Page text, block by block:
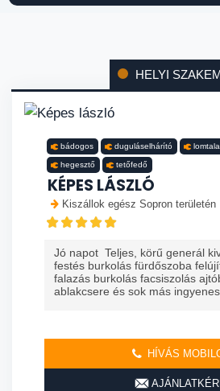
HELYI
bádogos duguláselhárító
hegesztő tetőfedő
KÉPES LÁSZLÓ
Kiszállok egész Sopron területén
Jó napot Teljes, körű generál
festés burkolás fürdőszoba
falazás burkolás facsiszolás
ablakcsere és sok más
HÍVÁS